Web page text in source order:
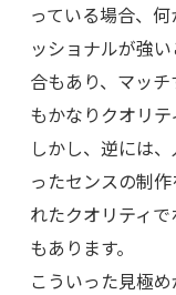
っている場合、
ッショナルが強
合もあり、マッ
もかなりクオリテ
しかし、逆には
ったセンスの制
れたクオリティ
もあります。
こういった見極